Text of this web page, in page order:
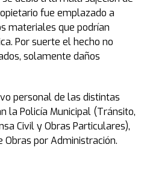
fue emplazado a
materiales que podrían
Por suerte el hecho no
solamente daños
personal de las distintas
la Policía Municipal (Tránsito,
Civil y Obras Particulares),
Obras por Administración.